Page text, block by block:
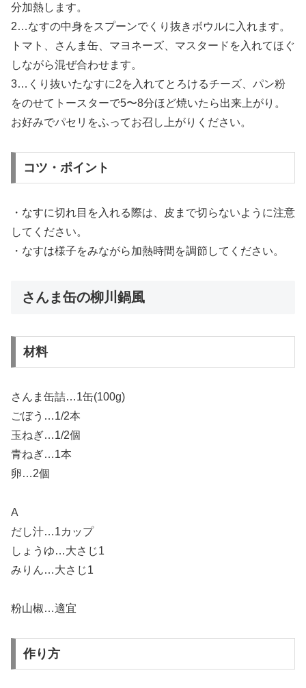
分加熱します。
2…なすの中身をスプーンでくり抜きボウルに入れます。
トマト、さんま缶、マヨネーズ、マスタードを入れてほぐ
しながら混ぜ合わせます。
3…くり抜いたなすに2を入れてとろけるチーズ、パン粉
をのせてトースターで5〜8分ほど焼いたら出来上がり。
お好みでパセリをふってお召し上がりください。
コツ・ポイント
・なすに切れ目を入れる際は、皮まで切らないように注意
してください。
・なすは様子をみながら加熱時間を調節してください。
さんま缶の柳川鍋風
材料
さんま缶詰…1缶(100g)
ごぼう…1/2本
玉ねぎ…1/2個
青ねぎ…1本
卵…2個
A
だし汁…1カップ
しょうゆ…大さじ1
みりん…大さじ1
粉山椒…適宜
作り方